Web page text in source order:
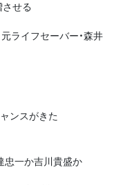
せる
ライフセーバー・森井
ンスがきた
忠一か吉川貴盛か